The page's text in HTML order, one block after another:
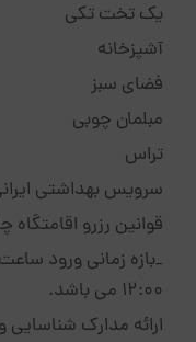
یک تخت تکی
آشپزخانه
فضای سبز
مبلمان چوبی
تراس
سرویس بهداشتی
قوانین رزرو
12:00 می باشد.
ارائه مدارک